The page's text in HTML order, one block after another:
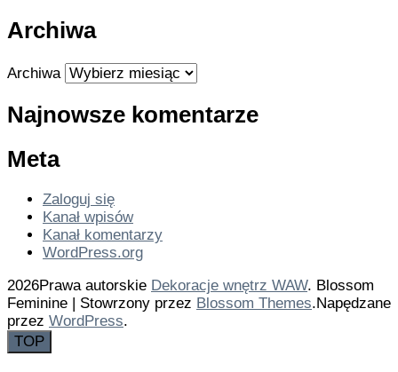
Archiwa
Archiwa
Najnowsze komentarze
Meta
Zaloguj się
Kanał wpisów
Kanał komentarzy
WordPress.org
2026Prawa autorskie Dekoracje wnętrz WAW. Blossom
Feminine | Stowrzony przez Blossom Themes.Napędzane
przez WordPress.
TOP